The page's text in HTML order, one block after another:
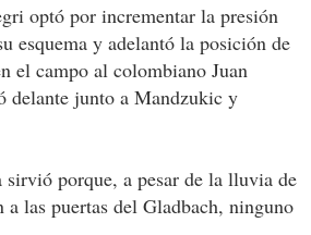
optó por incrementar la presión
esquema y adelantó la posición de
el campo al colombiano Juan
delante junto a Mandzukic y
sirvió porque, a pesar de la lluvia de
a las puertas del Gladbach, ninguno